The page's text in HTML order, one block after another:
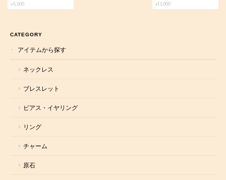
¥5,500 ¥13,000
CATEGORY
アイテムから探す
ネックレス
ブレスレット
ピアス・イヤリング
リング
チャーム
原石